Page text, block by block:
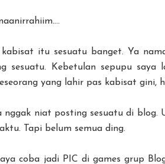
itu sesuatu banget. Ya
sesuatu. Kebetulan sepupu
yang lahir pas kabisat gini,
nggak niat posting sesuatu di blog.
Tapi belum semua ding.
coba jadi PIC di games grup